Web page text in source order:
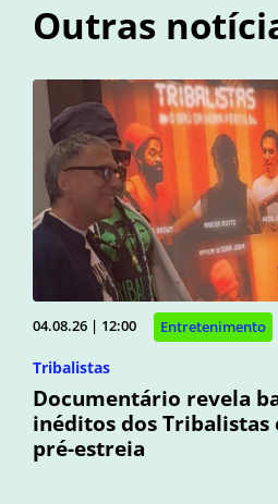
Outras
04.08.26 | 12:00 Entretenimento
Tribalistas
Documentário revela
inéditos dos Tribalistas
pré-estreia